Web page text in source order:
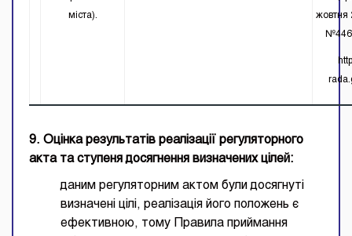
міста). жовтня
9. Оцінка результатів реалізації регуляторного
акта та ступеня досягнення визначених цілей:
даним регуляторним актом були досягнуті
визначені цілі, реалізація його положень є
ефективною, тому Правила приймання